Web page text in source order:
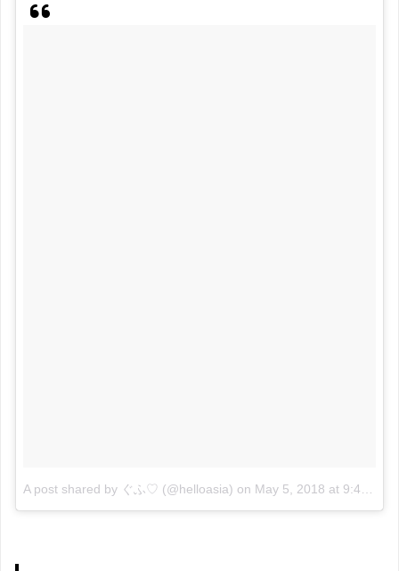
A post shared by ぐふ♡ (@helloasia) on May 5, 2018 at 9:48pm PDT